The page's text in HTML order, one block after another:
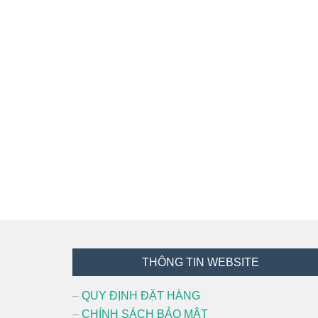
THÔNG TIN WEBSITE
– QUY ĐỊNH ĐẶT HÀNG
– CHÍNH SÁCH BẢO MẬT